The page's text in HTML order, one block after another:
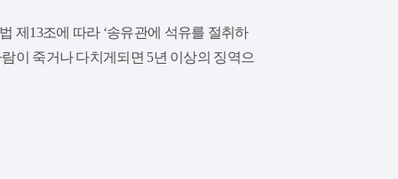
제13조에 따라 ‘송유관에 석유를 절취하
이 죽거나 다치게되면 5년 이상의 징역으